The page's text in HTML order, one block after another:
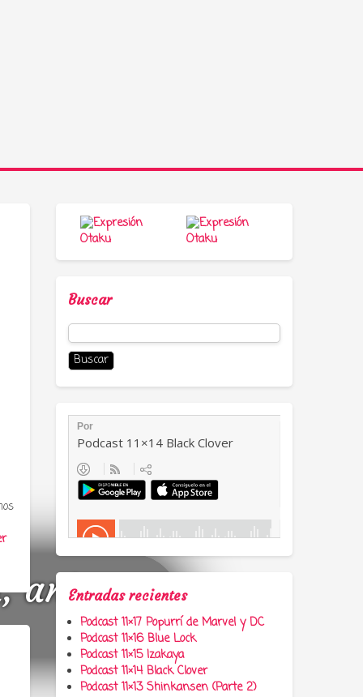
anime y
Buscar
Buscar:
Entradas recientes
Podcast 11×17 Popurrí de Marvel y DC
Podcast 11×16 Blue Lock
Podcast 11×15 Izakaya
Podcast 11×14 Black Clover
Podcast 11×13 Shinkansen (Parte 2)